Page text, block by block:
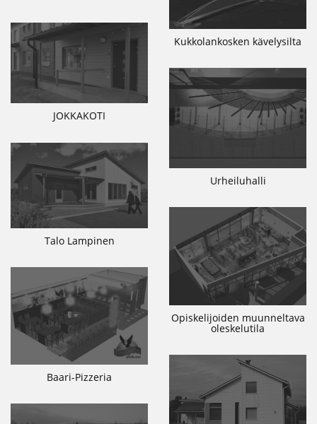
Kukkolankosken kävelysilta
JOKKAKOTI
Urheiluhalli
Talo Lampinen
Opiskelijoiden muunneltava
oleskelutila
Baari-Pizzeria